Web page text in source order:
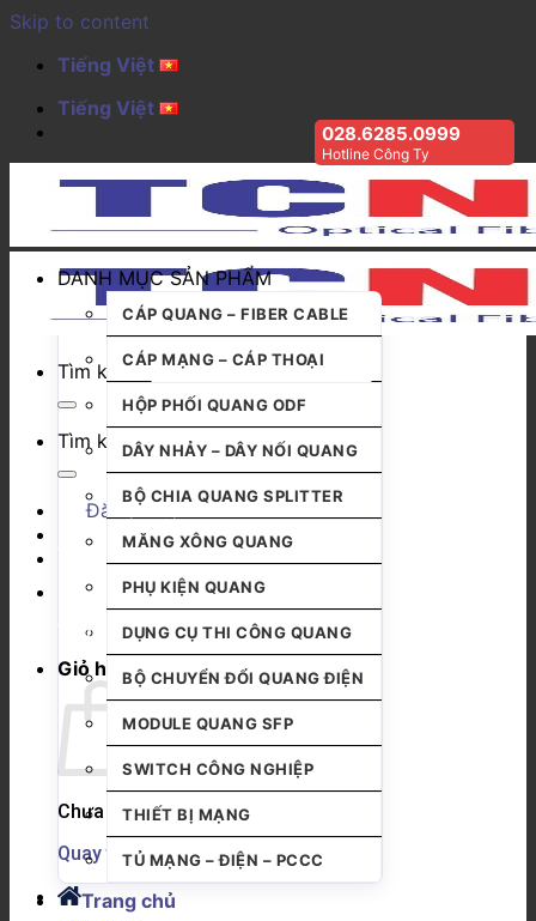
Skip to content
Tiếng Việt
Tiếng Việt
028.6285.0999
Hotline Công Ty
Tìm kiếm:
Tìm kiếm:
Đăng nhập
Giỏ hàng
Chưa có sản phẩm trong giỏ hàng.
Quay trở lại cửa hàng
DANH MỤC SẢN PHẨM
CÁP QUANG – FIBER CABLE
CÁP MẠNG – CÁP THOẠI
HỘP PHỐI QUANG ODF
DÂY NHẢY – DÂY NỐI QUANG
BỘ CHIA QUANG SPLITTER
MĂNG XÔNG QUANG
PHỤ KIỆN QUANG
DỤNG CỤ THI CÔNG QUANG
BỘ CHUYỂN ĐỔI QUANG ĐIỆN
MODULE QUANG SFP
SWITCH CÔNG NGHIỆP
THIẾT BỊ MẠNG
TỦ MẠNG – ĐIỆN – PCCC
Trang chủ